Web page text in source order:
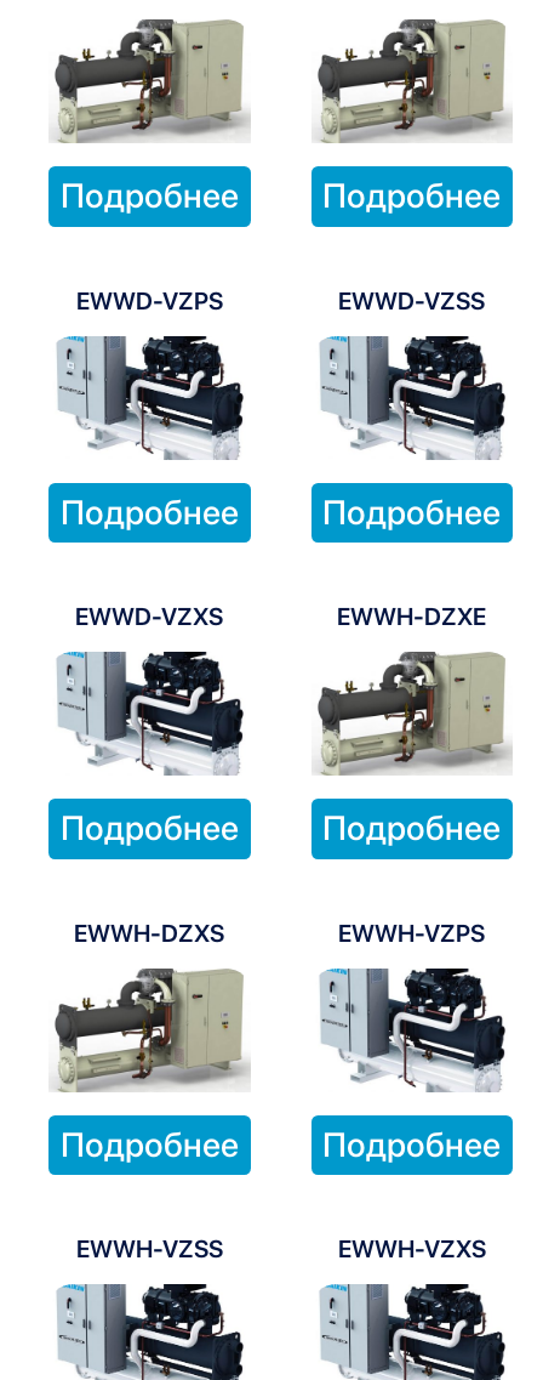
Подробнее Подробнее
EWWD-VZPS
Подробнее
EWWD-VZSS
Подробнее
EWWD-VZXS
Подробнее
EWWH-DZXE
Подробнее
EWWH-DZXS
Подробнее
EWWH-VZPS
Подробнее
EWWH-VZSS EWWH-VZXS